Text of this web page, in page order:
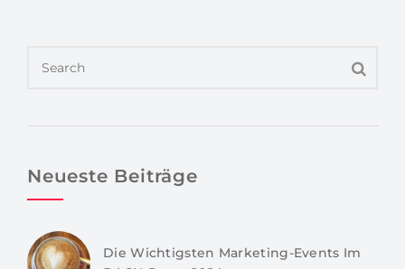
Neueste Beiträge
Die Wichtigsten Marketing-Events Im